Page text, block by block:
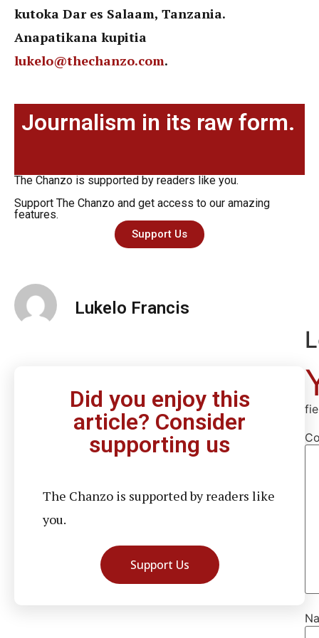
kutoka Dar es Salaam, Tanzania.
Anapatikana kupitia
lukelo@thechanzo.com.
Journalism in its raw form.
The Chanzo is supported by readers like you.
Support The Chanzo and get access to our amazing
features.
Support Us
Lukelo Francis
Did you enjoy this
article? Consider
supporting us
The Chanzo is supported by readers like
you.
Support Us